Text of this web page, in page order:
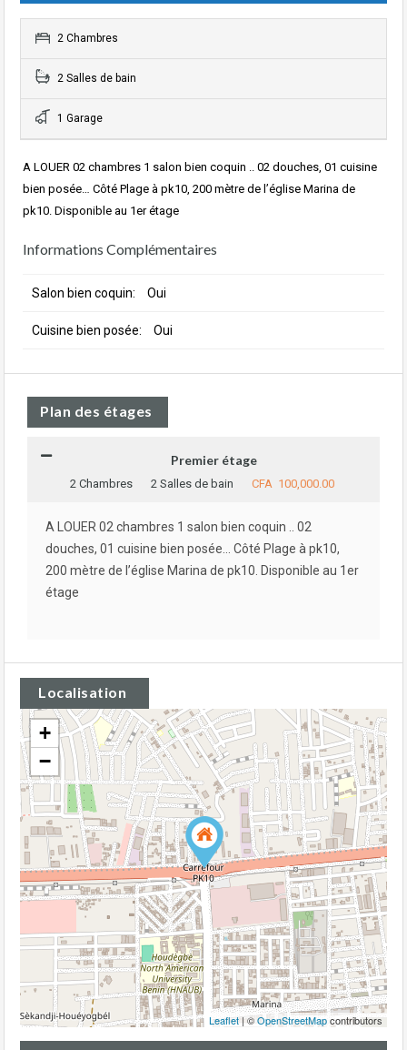
2 Chambres
2 Salles de bain
1 Garage
A LOUER 02 chambres 1 salon bien coquin .. 02 douches, 01 cuisine
bien posée… Côté Plage à pk10, 200 mètre de l’église Marina de
pk10. Disponible au 1er étage
Informations Complémentaires
Salon bien coquin: Oui
Cuisine bien posée: Oui
Plan des étages
Premier étage
2 Chambres 2 Salles de bain CFA 100,000.00
A LOUER 02 chambres 1 salon bien coquin .. 02
douches, 01 cuisine bien posée… Côté Plage à pk10,
200 mètre de l’église Marina de pk10. Disponible au 1er
étage
Localisation
+
−
Leaflet| ©OpenStreetMapcontributors